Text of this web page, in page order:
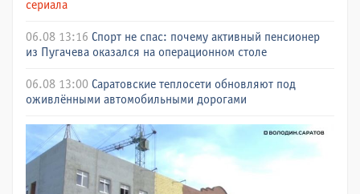
сериала
06.08 13:16 Спорт не спас: почему активный пенсионер
из Пугачева оказался на операционном столе
06.08 13:00 Саратовские теплосети обновляют под
оживлёнными автомобильными дорогами